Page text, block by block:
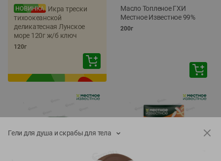
Икра трески
тихоокеанской
деликатесная Лунское
море 120г ж/б ключ
120г
Масло Топленое ГХИ
Местное Известное 99%
200г
Гели для душа и скрабы для тела